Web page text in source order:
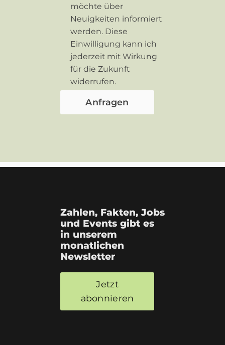
möchte über
Neuigkeiten informiert
werden. Diese
Einwilligung kann ich
jederzeit mit Wirkung
für die Zukunft
widerrufen.
Zahlen, Fakten, Jobs
und Events gibt es
in unserem
monatlichen
Newsletter
Jetzt
abonnieren